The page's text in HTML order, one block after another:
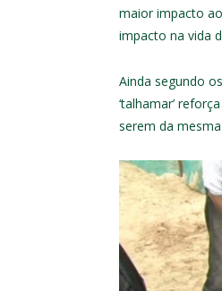
maior impacto
impacto na vida
Ainda segundo
‘talhamar’
serem da